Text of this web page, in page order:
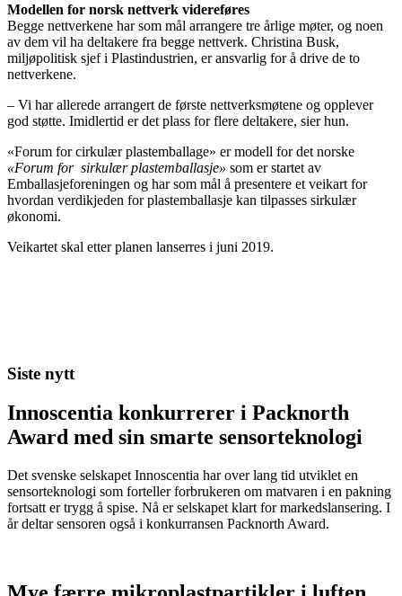
Modellen for norsk nettverk videreføres
Begge nettverkene har som mål arrangere tre årlige møter, og noen
av dem vil ha deltakere fra begge nettverk. Christina Busk,
miljøpolitisk sjef i Plastindustrien, er ansvarlig for å drive de to
nettverkene.
– Vi har allerede arrangert de første nettverksmøtene og opplever
god støtte. Imidlertid er det plass for flere deltakere, sier hun.
«Forum for cirkulær plastemballage» er modell for det norske
«Forum for sirkulær plastemballasje» som er startet av
Emballasjeforeningen og har som mål å presentere et veikart for
hvordan verdikjeden for plastemballasje kan tilpasses sirkulær
økonomi.
Veikartet skal etter planen lanserres i juni 2019.
Siste nytt
Innoscentia konkurrerer i Packnorth
Award med sin smarte sensorteknologi
Det svenske selskapet Innoscentia har over lang tid utviklet en
sensorteknologi som forteller forbrukeren om matvaren i en pakning
fortsatt er trygg å spise. Nå er selskapet klart for markedslansering. I
år deltar sensoren også i konkurransen Packnorth Award.